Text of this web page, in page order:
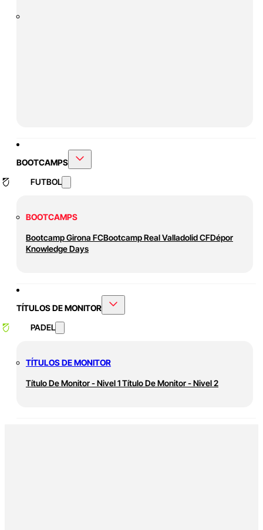
BOOTCAMPS
FUTBOL
BOOTCAMPS
Bootcamp Girona FCBootcamp Real Valladolid CFDépor
Knowledge Days
TÍTULOS DE MONITOR
PADEL
TÍTULOS DE MONITOR
Título De Monitor - Nivel 1Título De Monitor - Nivel 2